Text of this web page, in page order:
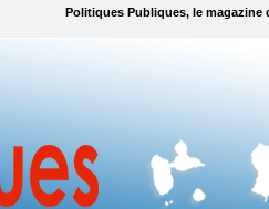
Politiques Publiques, le magazine